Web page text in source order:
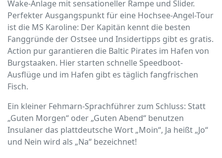
Wake-Anlage mit sensationeller Rampe und Slider.
Perfekter Ausgangspunkt für eine Hochsee-Angel-Tour
ist die MS Karoline: Der Kapitän kennt die besten
Fanggründe der Ostsee und Insidertipps gibt es gratis.
Action pur garantieren die Baltic Pirates im Hafen von
Burgstaaken. Hier starten schnelle Speedboot-
Ausflüge und im Hafen gibt es täglich fangfrischen
Fisch.
Ein kleiner Fehmarn-Sprachführer zum Schluss: Statt
„Guten Morgen“ oder „Guten Abend“ benutzen
Insulaner das plattdeutsche Wort „Moin“, Ja heißt „Jo“
und Nein wird als „Na“ bezeichnet!